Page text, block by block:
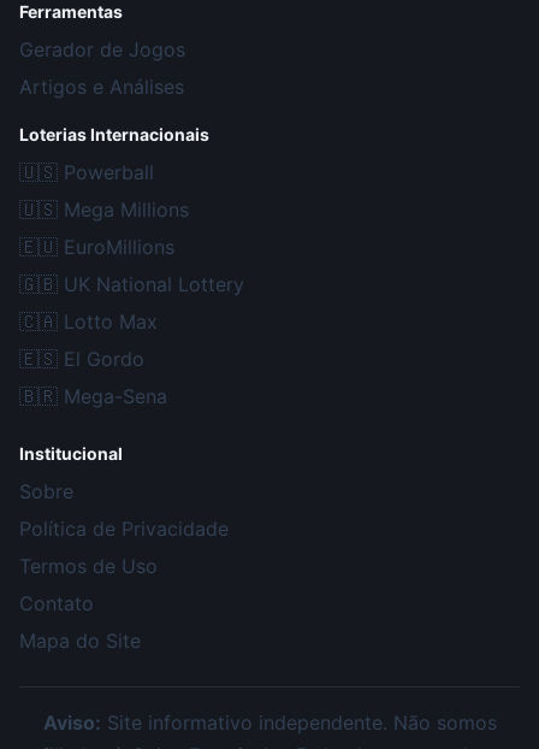
Ferramentas
Gerador de Jogos
Artigos e Análises
Loterias Internacionais
🇺🇸 Powerball
🇺🇸 Mega Millions
🇪🇺 EuroMillions
🇬🇧 UK National Lottery
🇨🇦 Lotto Max
🇪🇸 El Gordo
🇧🇷 Mega-Sena
Institucional
Sobre
Política de Privacidade
Termos de Uso
Contato
Mapa do Site
Aviso: Site informativo independente. Não somos